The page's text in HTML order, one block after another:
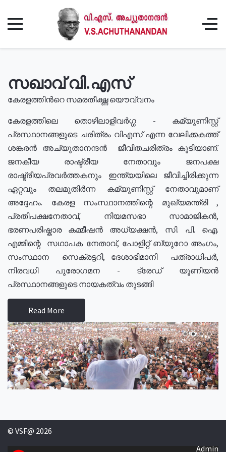
സഖാവ് വി.എസ്
കേരളത്തിൻറെ സമരതീക്ഷ്ണ യൌവ്വനം
കേരളത്തിലെ തൊഴിലാളിവർഗ്ഗ - കമ്യൂണിസ്റ്റ്
പ്രസ്ഥാനങ്ങളുടെ ചരിത്രം വിഎസ് എന്ന വേലിക്കകത്ത്
ശങ്കരൻ അച്യുതാനന്ദൻ ജീവിതചരിത്രം കൂടിയാണ്.
ജനകീയ രാഷ്ട്രീയ നേതാവും ജനപക്ഷ
രാഷ്ട്രീയപ്രവർത്തകനും ഇന്ത്യയിലെ ജീവിച്ചിരിക്കുന്ന
ഏറ്റവും തലമുതിർന്ന കമ്യൂണിസ്റ്റ് നേതാവുമാണ്
അദ്ദേഹം. കേരള സംസ്ഥാനത്തിന്റെ മുഖ്യമന്ത്രി ,
പ്രതിപക്ഷനേതാവ്, നിയമസഭാ സാമാജികൻ,
ഭരണപരിഷ്കാര കമ്മീഷൻ അധ്യക്ഷൻ, സി. പി. ഐ.
എമ്മിന്റെ സഥാപക നേതാവ്, പോളിറ്റ് ബ്യുറോ അംഗം,
സംസ്ഥാന സെക്രട്ടറി, ദേശാഭിമാനി പത്രാധിപർ,
നിരവധി പുരോഗമന - ട്രേഡ് യൂണിയൻ
പ്രസ്ഥാനങ്ങളുടെ നായകത്വം തുടങ്ങി
Read More
© VSF@ 2026
Admin